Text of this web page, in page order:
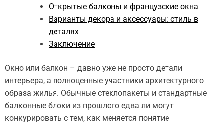
Открытые балконы и французские окна
Варианты декора и аксессуары: стиль в
деталях
Заключение
Окно или балкон – давно уже не просто детали
интерьера, а полноценные участники архитектурного
образа жилья. Обычные стеклопакеты и стандартные
балконные блоки из прошлого едва ли могут
конкурировать с тем, как меняется понятие